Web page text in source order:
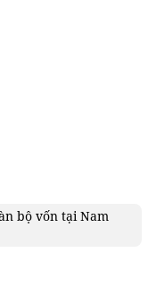
bộ vốn tại Nam